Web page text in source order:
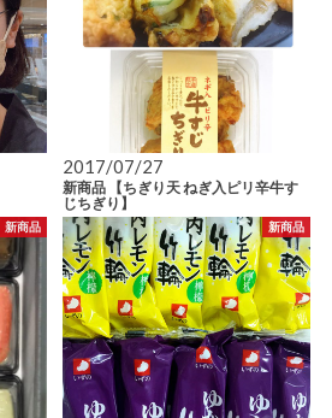
2017/07/27
新商品 【ちぎり天 ねぎ入ピリ辛牛す
じちぎり】
新商品 新商品